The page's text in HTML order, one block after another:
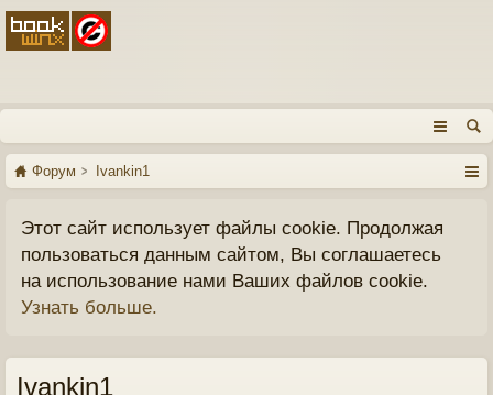
Форум Ivankin1
Этот сайт использует файлы cookie. Продолжая
пользоваться данным сайтом, Вы соглашаетесь
на использование нами Ваших файлов cookie.
Узнать больше.
Ivankin1